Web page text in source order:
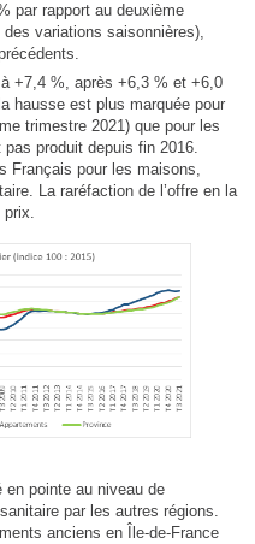
par rapport au deuxième
variations saisonnières),
+7,4 %, après +6,3 % et +6,0
hausse est plus marquée pour
trimestre 2021) que pour les
produit depuis fin 2016.
Français pour les maisons,
La raréfaction de l’offre en la
prix.
en pointe au niveau de
par les autres régions.
anciens en Île-de-France